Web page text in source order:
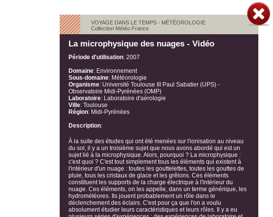
VOYAGE DANS LE TEMPS - MÉTÉOROLOGIE
Collection Météo France
La microphysique des nuages - Vidéo
Période d'utilisation: 2007
Domaine: Environnement
Sous-domaine: Météorologie
Organisme: Université Toulouse III Paul Sabatier (UPS) -
Observatoire Midi-Pyrénées (OMP)
Laboratoire: Laboratoire d'aérologie
Ville: Toulouse
Région: Midi-Pyrénées
Description:
À la suite des études qui ont été menées sur l'ionisation au niveau
du sol, il y a un troisième sujet que nous avons abordé qui est un
sujet lié à la microphysique. Alors, pourquoi ? La microphysique :
c'est quoi ? C'est tout simplement tous les éléments qui existent à
l'intérieur d'un nuage : toutes les gouttelettes, toutes les gouttes de
pluie, tous les cristaux de glace et les grêlons. Ces éléments
constituent les supports de la charge électrique à l'intérieur du
nuage. Ces éléments, on les appelle, dans un terme générique, les
hydrométéores. Ils jouent probablement un rôle dans le
déclenchement des éclairs. C'est pour ça que l'on a voulu
absolument étudier leurs caractéristiques et leurs rôles. Il y a eu